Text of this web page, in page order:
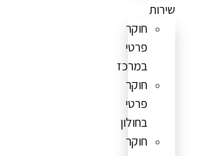
שירות
חוקר
פרטי
במרכז
חוקר
פרטי
בחולון
חוקר